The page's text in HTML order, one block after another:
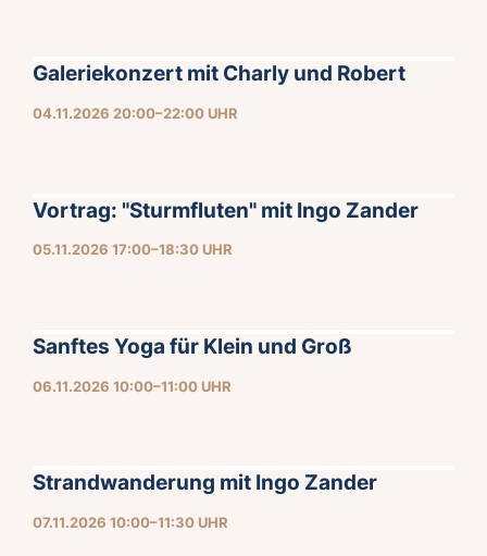
04.11.2026 20:00–22:00 UHR
Galeriekonzert mit Charly und Robert
05.11.2026 17:00–18:30 UHR
Vortrag: "Sturmfluten" mit Ingo Zander
06.11.2026 10:00–11:00 UHR
Sanftes Yoga für Klein und Groß
07.11.2026 10:00–11:30 UHR
Strandwanderung mit Ingo Zander